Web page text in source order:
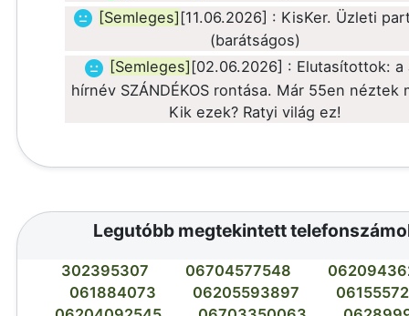
[Semleges] [11.06.2026] : KisKer. Üzleti
(barátságos)
[Semleges] [02.06.2026] : Elutasítottok: a
hírnév SZÁNDÉKOS rontása. Már 55en néztek
Kik ezek? Ratyi világ ez!
Legutóbb megtekintett
302395307 06704577548
061884073
06205593897